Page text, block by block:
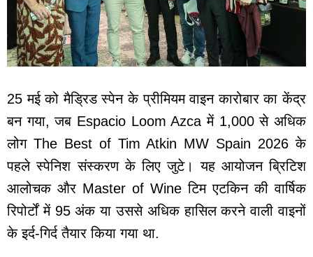
25 मई को मैड्रिड स्पेन के प्रीमियम वाइन कारोबार का केंद्र
बन गया, जब Espacio Loom Azca में 1,000 से अधिक
लोग The Best of Tim Atkin MW Spain 2026 के
पहले स्पेनिश संस्करण के लिए जुटे। यह आयोजन ब्रिटिश
आलोचक और Master of Wine टिम एटकिन की वार्षिक
रिपोर्टों में 95 अंक या उससे अधिक हासिल करने वाली वाइनों
के इर्द-गिर्द तैयार किया गया था.